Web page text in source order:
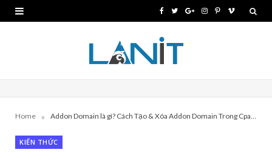
b
o
T
t
e
G
l
e
I
a
g
P
e
r
V
o
Home » Addon Domain là gì? Cách Tạo & Xóa Addon Domain Trong Cpanel
KIẾN THỨC